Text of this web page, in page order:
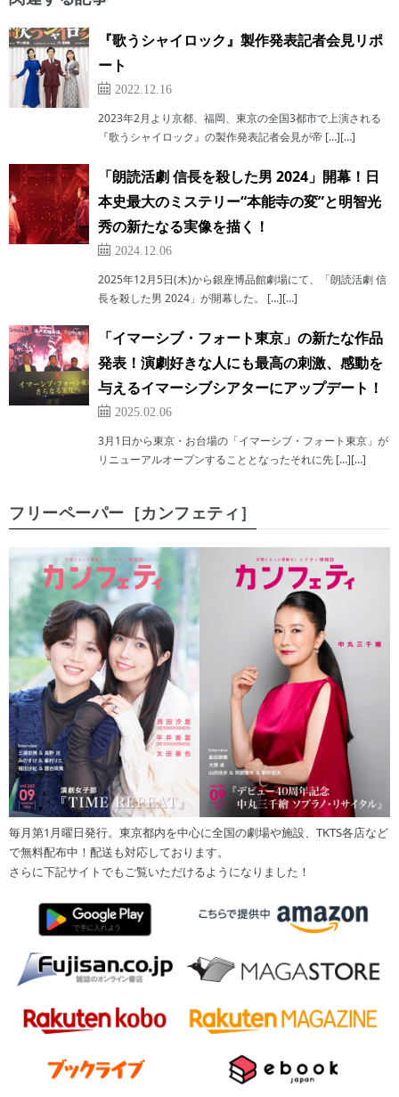
『歌うシャイロック』製作発表記者会見リポ
ート
2022.12.16
2023年2月より京都、福岡、東京の全国3都市で上演される
『歌うシャイロック』の製作発表記者会見が帝 […][…]
「朗読活劇 信長を殺した男 2024」開幕！日
本史最大のミステリー“本能寺の変”と明智光
秀の新たなる実像を描く！
2024.12.06
2025年12月5日(木)から銀座博品館劇場にて、「朗読活劇 信
長を殺した男 2024」が開幕した。 […][…]
「イマーシブ・フォート東京」の新たな作品
発表！演劇好きな人にも最高の刺激、感動を
与えるイマーシブシアターにアップデート！
2025.02.06
3月1日から東京・お台場の「イマーシブ・フォート東京」が
リニューアルオープンすることとなったそれに先 […][…]
フリーペーパー［カンフェティ］
毎月第1月曜日発行。東京都内を中心に全国の劇場や施設、TKTS各店など
で無料配布中！配送も対応しております。
さらに下記サイトでもご覧いただけるようになりました！